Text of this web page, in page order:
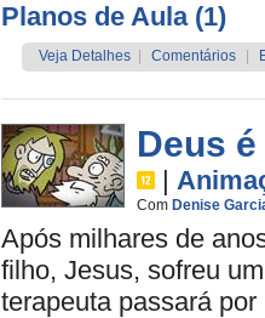
Planos de Aula (1)
Veja Detalhes Comentários
Deus
|
Com Denise
Após milhares de
filho, Jesus, sofreu
terapeuta passará